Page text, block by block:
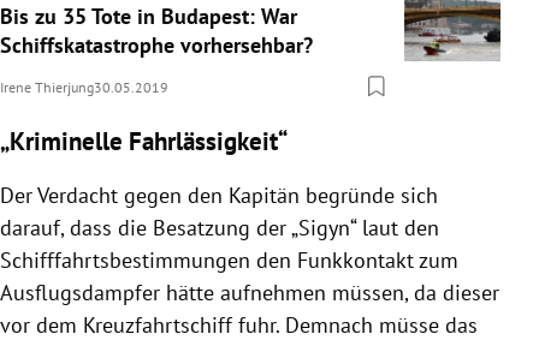
Bis zu 35 Tote in Budapest: War
Schiffskatastrophe vorhersehbar?
Irene Thierjung30.05.2019
„Kriminelle Fahrlässigkeit“
Der Verdacht gegen den Kapitän begründe sich
darauf, dass die Besatzung der „Sigyn“ laut den
Schifffahrtsbestimmungen den Funkkontakt zum
Ausflugsdampfer hätte aufnehmen müssen, da dieser
vor dem Kreuzfahrtschiff fuhr. Demnach müsse das